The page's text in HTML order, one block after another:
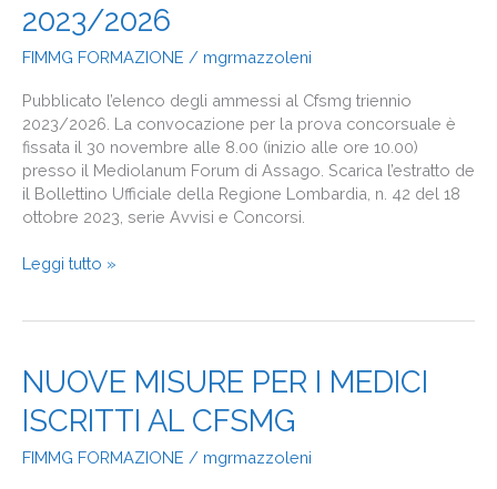
2023/2026
FIMMG FORMAZIONE / mgrmazzoleni
Pubblicato l’elenco degli ammessi al Cfsmg triennio
2023/2026. La convocazione per la prova concorsuale è
fissata il 30 novembre alle 8.00 (inizio alle ore 10.00)
presso il Mediolanum Forum di Assago. Scarica l’estratto de
il Bollettino Ufficiale della Regione Lombardia, n. 42 del 18
ottobre 2023, serie Avvisi e Concorsi.
AL
TRIENNIO
Leggi tutto »
NUOVE MISURE PER I MEDICI
ISCRITTI AL CFSMG
FIMMG FORMAZIONE / mgrmazzoleni
NUOVE
MISURE
PER
MEDICI